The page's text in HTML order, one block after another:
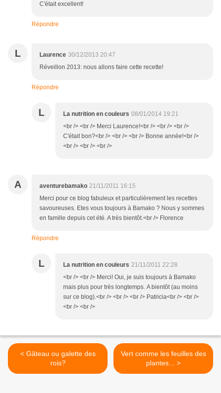
C'était excellent!
Répondre
L Laurence 30/12/2013 20:47
Réveillon 2013: nous allons faire cette recette!
Répondre
L La nutrition en couleurs 08/01/2014 19:21
<br /> <br /> Merci Laurence!<br /> <br /> <br />
C'était bon?<br /> <br /> <br /> Bonne année!<br />
<br /> <br /> <br />
A aventurebamako 21/11/2011 16:15
Merci pour ce blog fabuleux et particulièrement les recettes
savoureuses. Etes vous toujours à Bamako ? Nous y sommes
en famille depuis cet été. A très bientôt.<br /> Florence
Répondre
L La nutrition en couleurs 21/11/2011 22:28
<br /> <br /> Merci! Oui, je suis toujours à Bamako
mais plus pour très longtemps. A bientôt (au moins
sur ce blog).<br /> <br /> <br /> Patricia<br /> <br />
<br /> <br />
< Gâteau ou galette des
rois?
Vert comme les feuilles des
plantes... >